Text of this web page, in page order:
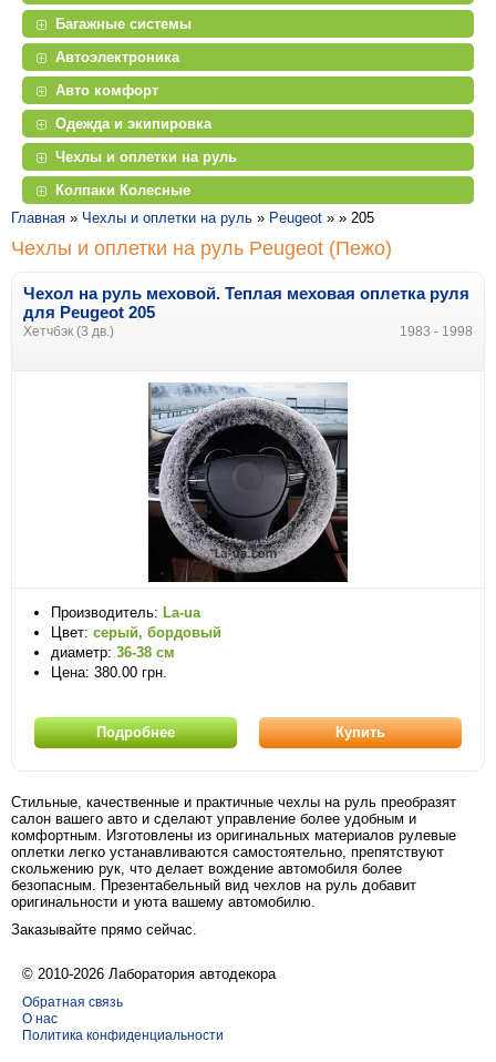
Багажные системы
Автоэлектроника
Авто комфорт
Одежда и экипировка
Чехлы и оплетки на руль
Колпаки Колесные
Главная » Чехлы и оплетки на руль » Peugeot » » 205
Чехлы и оплетки на руль Peugeot (Пежо)
Чехол на руль меховой. Теплая меховая оплетка руля
для Peugeot 205
Хетчбэк (3 дв.) 1983 - 1998
Производитель: La-ua
Цвет: серый, бордовый
диаметр: 36-38 см
Цена: 380.00 грн.
Подробнее Купить
Стильные, качественные и практичные чехлы на руль преобразят
салон вашего авто и сделают управление более удобным и
комфортным. Изготовлены из оригинальных материалов рулевые
оплетки легко устанавливаются самостоятельно, препятствуют
скольжению рук, что делает вождение автомобиля более
безопасным. Презентабельный вид чехлов на руль добавит
оригинальности и уюта вашему автомобилю.
Заказывайте прямо сейчас.
© 2010-2026 Лаборатория автодекора
Обратная связь
О нас
Политика конфиденциальности